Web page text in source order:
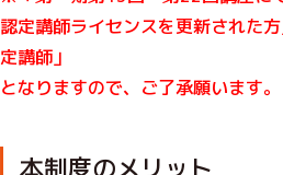
認定講師ライセンスを更新された
定講師」
となりますので、ご了承願います。
本制度のメリット